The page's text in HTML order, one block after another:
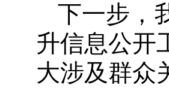
下一步，
升信息公开
大涉及群众